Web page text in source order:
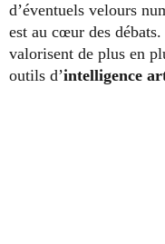
d’éventuels velours
est au cœur des
valorisent de plus en
outils d’intelligence